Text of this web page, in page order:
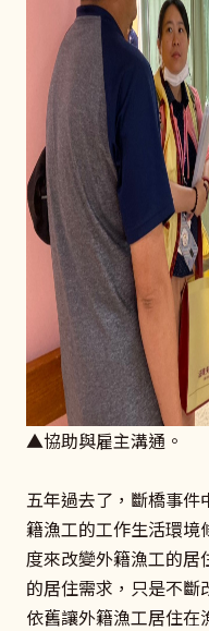
▲協助與雇主溝通。
五年過去了，斷橋事
籍漁工的工作生活環境
度來改變外籍漁工的居
的居住需求，只是不斷
依舊讓外籍漁工居住在